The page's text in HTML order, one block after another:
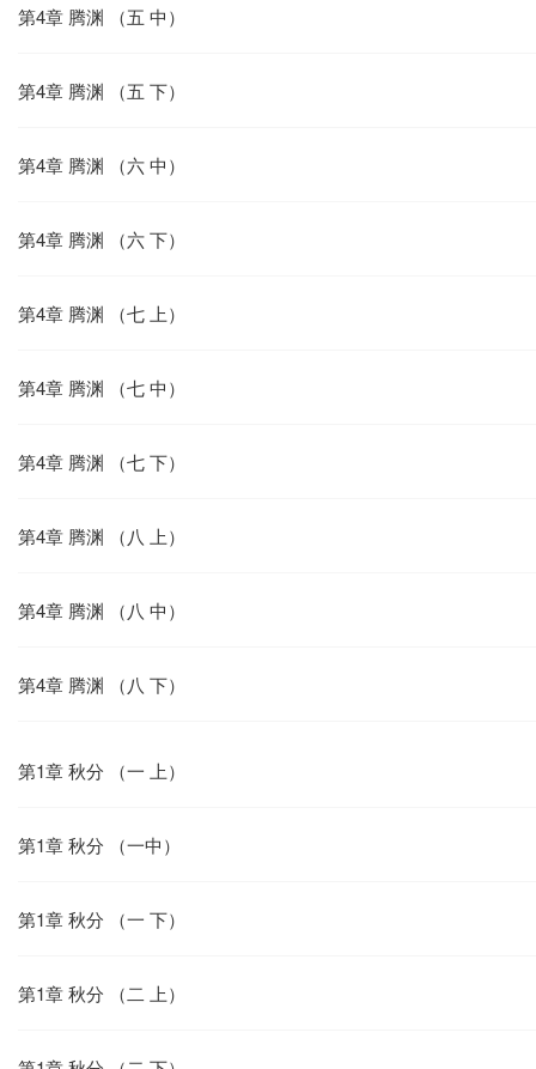
第4章 腾渊 （五 中）
第4章 腾渊 （五 下）
第4章 腾渊 （六 中）
第4章 腾渊 （六 下）
第4章 腾渊 （七 上）
第4章 腾渊 （七 中）
第4章 腾渊 （七 下）
第4章 腾渊 （八 上）
第4章 腾渊 （八 中）
第4章 腾渊 （八 下）
第1章 秋分 （一 上）
第1章 秋分 （一中）
第1章 秋分 （一 下）
第1章 秋分 （二 上）